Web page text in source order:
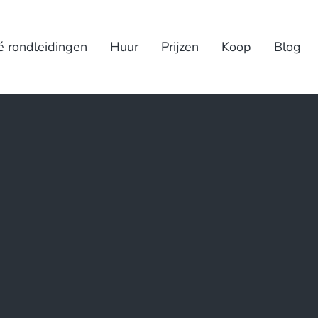
rondleidingen Huur Prijzen Koop Blog